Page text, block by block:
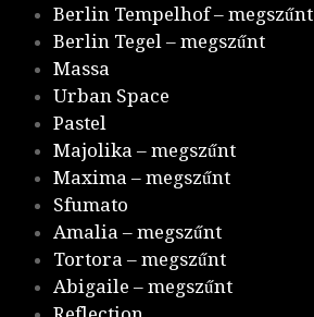
Berlin Tempelhof – megszűnt
Berlin Tegel – megszűnt
Massa
Urban Space
Pastel
Majolika – megszűnt
Maxima – megszűnt
Sfumato
Amalia – megszűnt
Tortora – megszűnt
Abigaile – megszűnt